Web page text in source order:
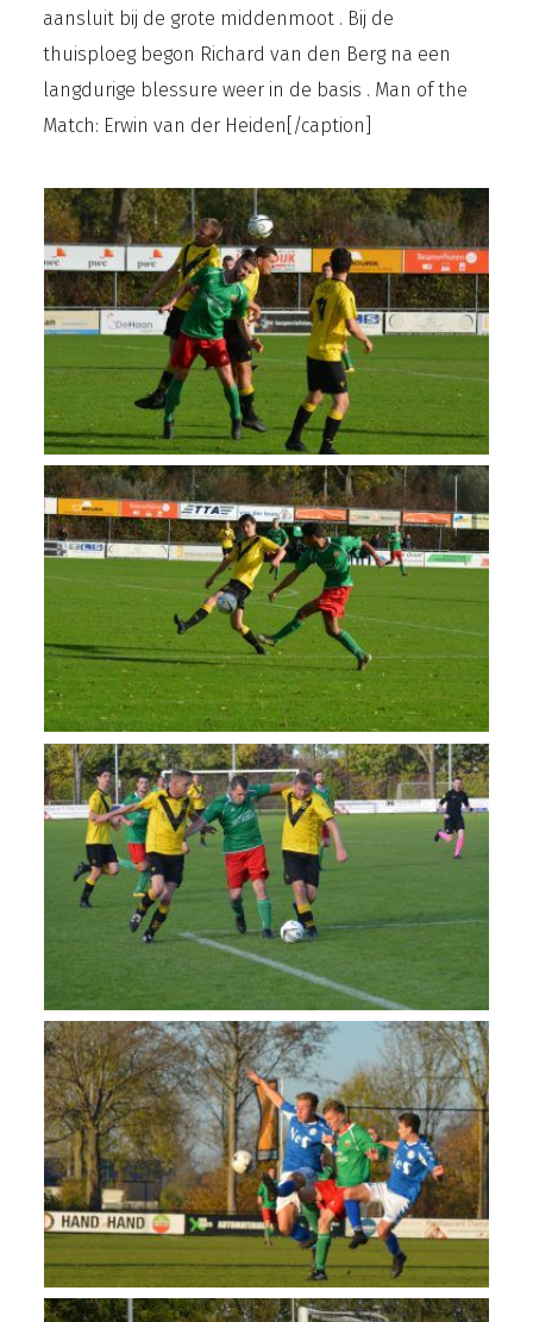
aansluit bij de grote middenmoot . Bij de
thuisploeg begon Richard van den Berg na een
langdurige blessure weer in de basis . Man of the
Match: Erwin van der Heiden[/caption]